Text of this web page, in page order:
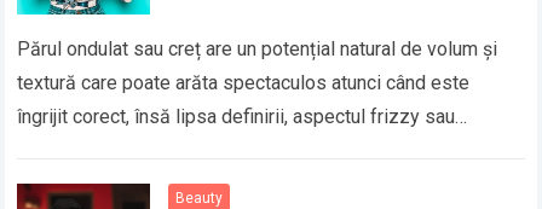
Părul ondulat sau creț are un potențial natural de volum și
textură care poate arăta spectaculos atunci când este
îngrijit corect, însă lipsa definirii, aspectul frizzy sau
Beauty